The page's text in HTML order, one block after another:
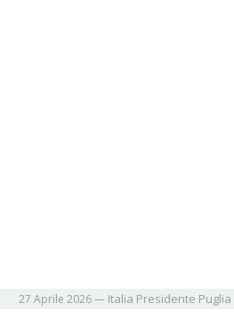
27 Aprile 2026— Italia Presidente Puglia